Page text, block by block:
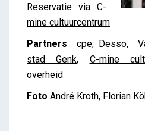
Reservatie via C-
mine cultuurcentrum
Partners
cpe, Desso,
stad Genk, C-mine
overheid
Foto André Kroth, Florian